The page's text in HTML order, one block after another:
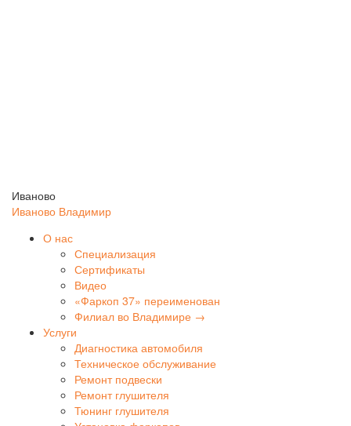
Иваново
Иваново Владимир
О нас
Специализация
Сертификаты
Видео
«Фаркоп 37» переименован
Филиал во Владимире →
Услуги
Диагностика автомобиля
Техническое обслуживание
Ремонт подвески
Ремонт глушителя
Тюнинг глушителя